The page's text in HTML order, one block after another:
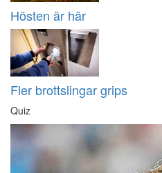
Hösten är här
Fler brottslingar grips
Quiz